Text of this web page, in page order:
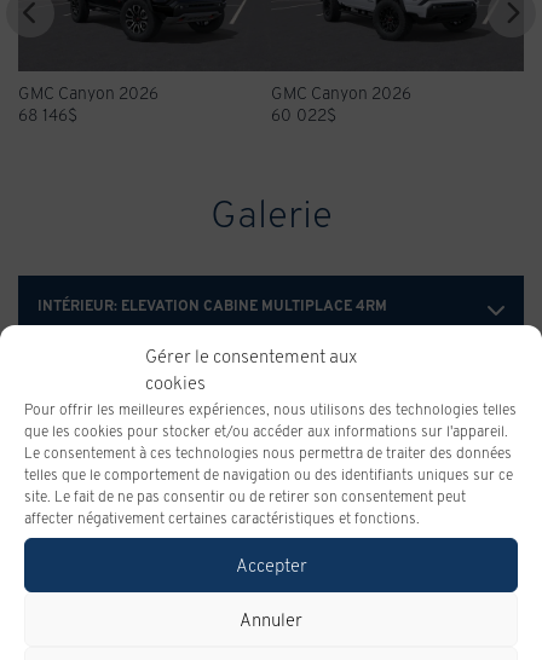
Gérer le consentement aux
cookies
Pour offrir les meilleures expériences, nous utilisons des technologies telles
que les cookies pour stocker et/ou accéder aux informations sur l'appareil.
Le consentement à ces technologies nous permettra de traiter des données
telles que le comportement de navigation ou des identifiants uniques sur ce
site. Le fait de ne pas consentir ou de retirer son consentement peut
affecter négativement certaines caractéristiques et fonctions.
Accepter
Annuler
GMC Canyon 2026
60 022
GMC Canyon 2026
68 781$
Galerie
INTÉRIEUR: ELEVATION CABINE MULTIPLACE 4RM